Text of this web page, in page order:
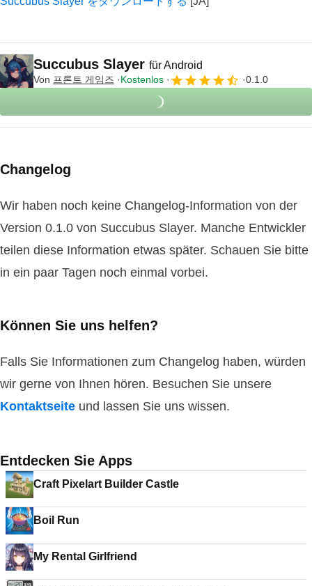
Succubus Slayer für Android
Von 프론트 게임즈 Kostenlos 0.1.0
Changelog
Wir haben noch keine Changelog-Information von der
Version 0.1.0 von Succubus Slayer. Manche Entwickler
teilen diese Information etwas später. Schauen Sie bitte
in ein paar Tagen noch einmal vorbei.
Können Sie uns helfen?
Falls Sie Informationen zum Changelog haben, würden
wir gerne von Ihnen hören. Besuchen Sie unsere
Kontaktseite und lassen Sie uns wissen.
Entdecken Sie Apps
Craft Pixelart Builder Castle
Boil Run
My Rental Girlfriend